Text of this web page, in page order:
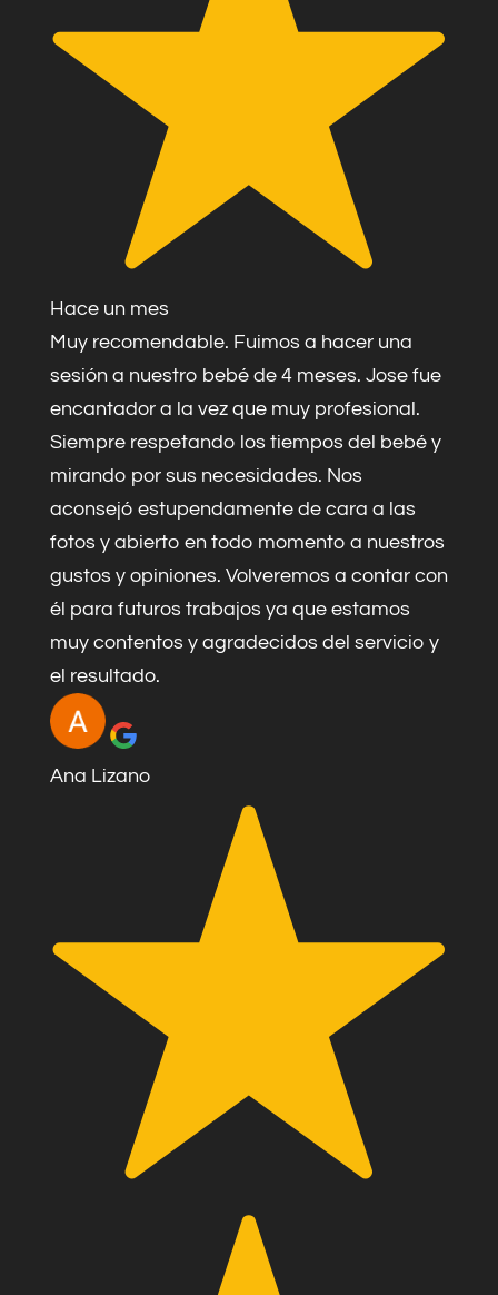
Hace un mes
Muy recomendable. Fuimos a hacer una
sesión a nuestro bebé de 4 meses. Jose fue
encantador a la vez que muy profesional.
Siempre respetando los tiempos del bebé y
mirando por sus necesidades. Nos
aconsejó estupendamente de cara a las
fotos y abierto en todo momento a nuestros
gustos y opiniones. Volveremos a contar con
él para futuros trabajos ya que estamos
muy contentos y agradecidos del servicio y
el resultado.
Ana Lizano